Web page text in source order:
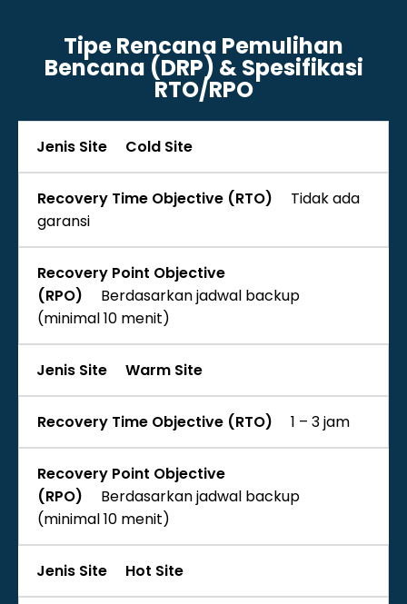
Tipe Rencana Pemulihan
Bencana (DRP) & Spesifikasi
RTO/RPO
Cold Site
Tidak ada
garansi
Berdasarkan jadwal backup
(minimal 10 menit)
Warm Site
1 – 3 jam
Berdasarkan jadwal backup
(minimal 10 menit)
Hot Site